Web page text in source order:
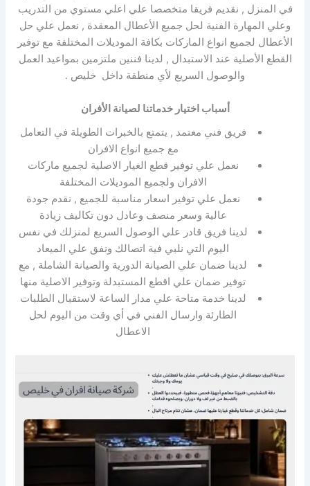
في المنزل , نقديم فريقا متخصصا علي اعلي مستوي من التدريب
وعلي المهارة الفنية لحل جميع الأعطال المعقدة , نعمل علي حل
الأعطال لجميع انواع الماركات بكافة الموديلات المختلفة مع توفير
القطع الأصلية عند الاستبدال , لدينا فننين ملتزمين بمواعيد العمل
والوصول السريع لأي منطقة داخل خليص .
أسباب اختيار خدماتنا لصيانة الأفران
فريق فني معتمد , يتمتع بالخبرات الطويلة في التعامل
مع جميع انواع الافران
نعمل علي توفير قطع الغيار الاصلية لجميع ماركات
الافران ولجميع الموديلات المختلفة
نعمل علي توفير اسعار مناسبة للجميع , نقدم جودة
عالية وسعر منصف وعادل دون تكاليف زيادة
لدينا فريق قادر علي الوصول السريع لمنزلك في نفس
اليوم التي نلبي فية اتصالك ونفق علي الميعاد
لدينا ضمان علي الصيانة الدورية والصيانة الشاملة , مع
توفير ضمان علي اقطع المستبدلة وتوفير الاصلية منها
لدينا خدمة متاحة علي مدار الساعة لاستقبال الطلبات
الطارئة وارسال الفني في أي وقت من اليوم لحل
الاعطال